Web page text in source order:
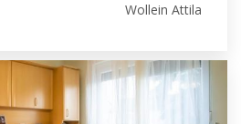
Wollein Attila